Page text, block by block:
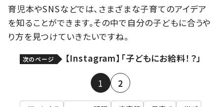
育児本やSNSなどでは、さまざまな子育てのアイデア
を知ることができます。その中で自分の子どもに合うや
り方を見つけていきたいですね。
次のページ 【Instagram】「子どもにお給料！？」
1 2